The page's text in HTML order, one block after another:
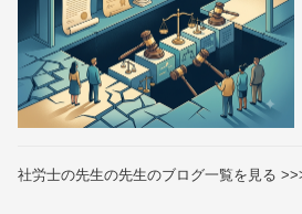
社労士の先生の先生のブログ一覧を見る